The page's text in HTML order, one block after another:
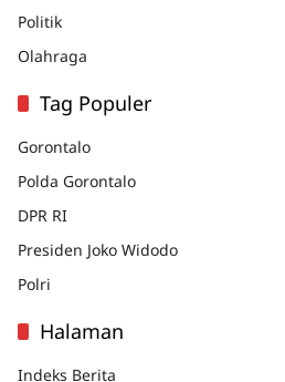
Politik
Olahraga
Tag Populer
Gorontalo
Polda Gorontalo
DPR RI
Presiden Joko Widodo
Polri
Halaman
Indeks Berita